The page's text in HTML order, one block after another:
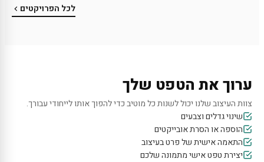
לכל הפרויקטים
ערוך את הטפט שלך
צוות העיצוב שלנו יכול לשנות כל מוטיב כדי להפוך אותו לייחודי עבורך.
שינוי גדלים וצבעים
הוספה או הסרת אובייקטים
התאמה אישית של פרט בעיצוב
יצירת טפט אישי מתמונה שלכם